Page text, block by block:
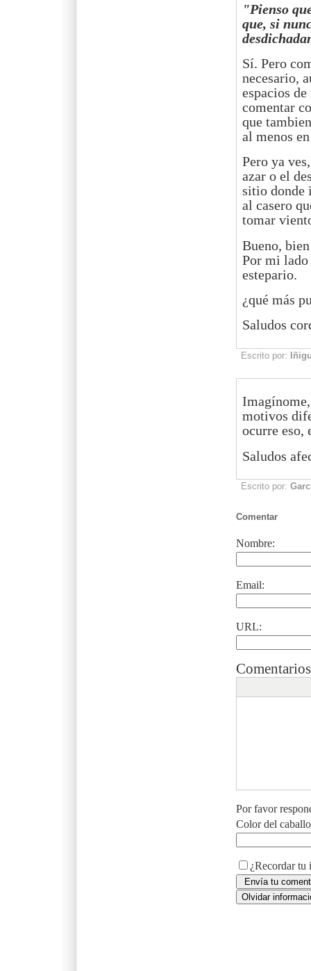
"Pienso
que, si
Sí. Pero
necesario,
espacios
comentar
que
al menos
Pero ya
azar o el
sitio donde
al casero
tomar
Bueno,
Por mi
estepario.
¿qué más
Saludos
Escrito por:
motivos
ocurre eso,
Saludos
Escrito por:
Comentar
Nombre:
Email:
URL:
Por favor
Color del
¿Recordar tu